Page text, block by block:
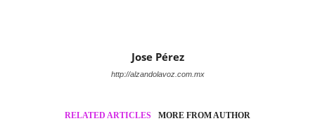
Jose Pérez
http://alzandolavoz.com.mx
RELATED ARTICLES MORE FROM AUTHOR